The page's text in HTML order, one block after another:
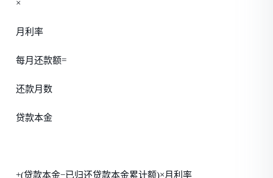
×
月利率
每月还款额=
还款月数
贷款本金
+(贷款本金−已归还贷款本金累计额)×月利率